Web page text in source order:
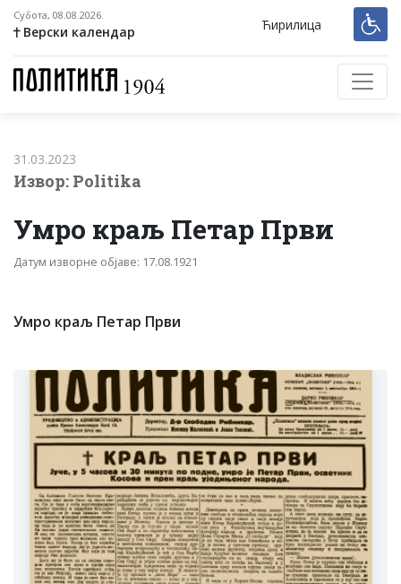
Субота, 08.08.2026.
Верски календар Ћирилица
Извор: Politika
31.03.2023
Умро краљ Петар Први
Датум изворне објаве: 17.08.1921
Умро краљ Петар Први